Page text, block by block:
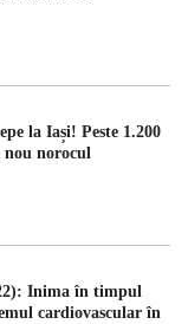
la Iași! Peste 1.200
nou norocul
Inima în timpul
cardiovascular în